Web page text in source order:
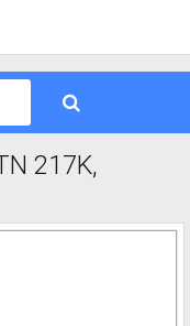
217K,